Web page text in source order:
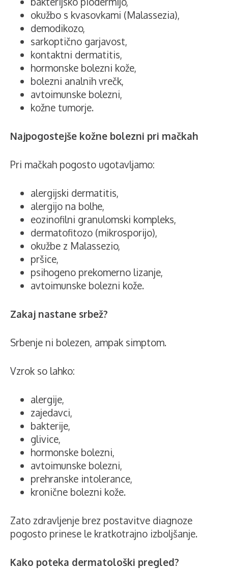
okužbo s kvasovkami (Malassezia),
demodikozo,
sarkoptično garjavost,
kontaktni dermatitis,
hormonske bolezni kože,
bolezni analnih vrečk,
avtoimunske bolezni,
kožne tumorje.
Najpogostejše kožne bolezni pri mačkah
Pri mačkah pogosto ugotavljamo:
alergijski dermatitis,
alergijo na bolhe,
eozinofilni granulomski kompleks,
dermatofitozo (mikrosporijo),
okužbe z Malassezio,
pršice,
psihogeno prekomerno lizanje,
avtoimunske bolezni kože.
Zakaj nastane srbež?
Srbenje ni bolezen, ampak simptom.
Vzrok so lahko:
alergije,
zajedavci,
bakterije,
glivice,
hormonske bolezni,
avtoimunske bolezni,
prehranske intolerance,
kronične bolezni kože.
Zato zdravljenje brez postavitve diagnoze
pogosto prinese le kratkotrajno izboljšanje.
Kako poteka dermatološki pregled?